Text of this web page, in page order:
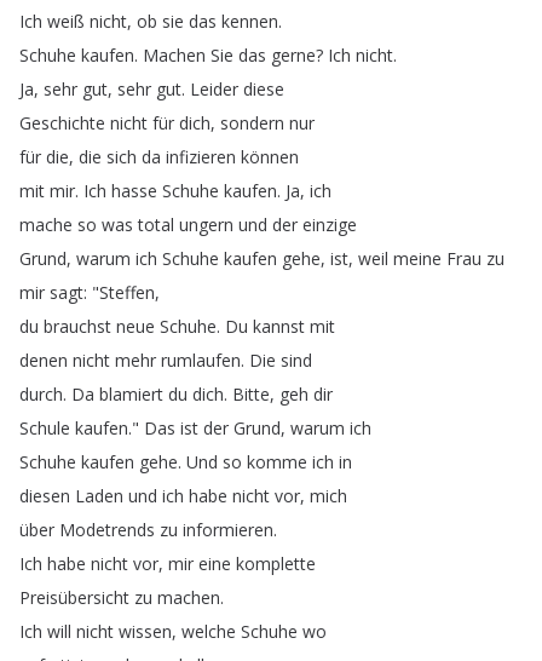
Ich weiß nicht, ob sie das kennen.
Schuhe kaufen. Machen Sie das gerne? Ich nicht.
Ja, sehr gut, sehr gut. Leider diese
Geschichte nicht für dich, sondern nur
für die, die sich da infizieren können
mit mir. Ich hasse Schuhe kaufen. Ja, ich
mache so was total ungern und der einzige
Grund, warum ich Schuhe kaufen gehe, ist, weil meine Frau zu
mir sagt: "Steffen,
du brauchst neue Schuhe. Du kannst mit
denen nicht mehr rumlaufen. Die sind
durch. Da blamiert du dich. Bitte, geh dir
Schule kaufen." Das ist der Grund, warum ich
Schuhe kaufen gehe. Und so komme ich in
diesen Laden und ich habe nicht vor, mich
über Modetrends zu informieren.
Ich habe nicht vor, mir eine komplette
Preisübersicht zu machen.
Ich will nicht wissen, welche Schuhe wo